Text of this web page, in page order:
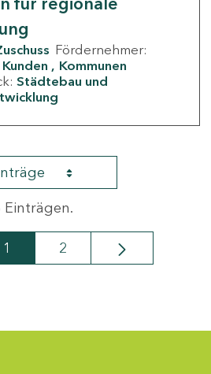
Fördernehmer:
Kommunen
Städtebau und
Einträgen.
Seite
1 Seite
2